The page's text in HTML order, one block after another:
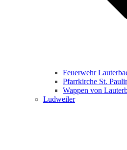
Feuerwehr
Pfarrkirche St.
Wappen von
Ludweiler